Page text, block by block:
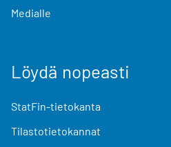
Medialle
Löydä nopeasti
StatFin-tietokanta
Tilastotietokannat